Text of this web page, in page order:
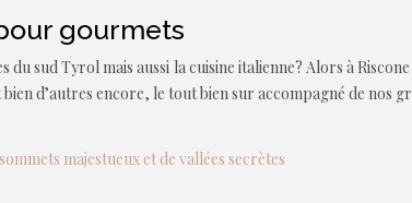
gourmets
du sud Tyrol mais aussi la cuisine italienne? Alors à
d’autres encore, le tout bien sur accompagné de
majestueux et de vallées secrètes